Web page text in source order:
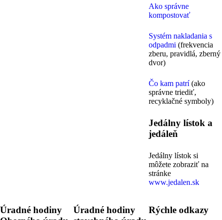
Ako správne
kompostovať
Systém nakladania s
odpadmi (frekvencia
zberu, pravidlá, zberný
dvor)
Čo kam patrí(ako
správne triediť,
recyklačné symboly)
Jedálny lístok a
jedáleň
Jedálny lístok si
môžete zobraziť na
stránke
www.jedalen.sk
Úradné hodiny
Úradné hodiny
Rýchle odkazy